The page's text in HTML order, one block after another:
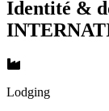
Identité &
Lodging